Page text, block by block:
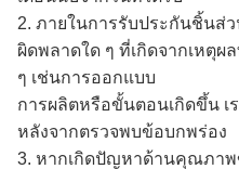
2. ภายในการรับประกันชิ้นส่
ผิดพลาดใด ๆ ที่เกิดจากเหตุ
ๆ เช่นการออกแบบ
การผลิตหรือขั้นตอนเกิดขึ้น
หลังจากตรวจพบข้อบกพร่อง
3. หากเกิดปัญหาด้านคุณภาพ